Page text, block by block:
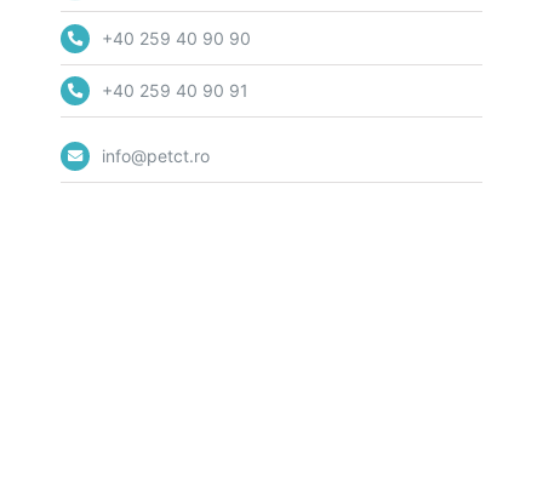
+40 259 40 90 90
+40 259 40 90 91
info@petct.ro